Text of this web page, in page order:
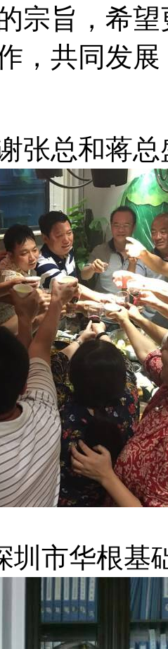
宗旨，希
，共同发展
张总和蒋
圳市华根基